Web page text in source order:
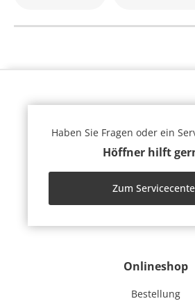
Onlineshop
Bestellung
Haben Sie Fragen oder ein
Höffner hilft
Zum